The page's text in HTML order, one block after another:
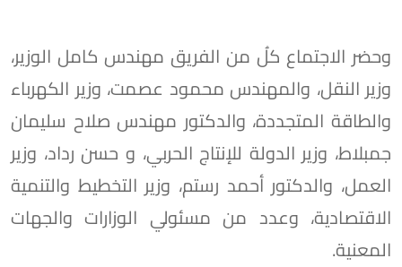
وحضر الاجتماع كلُ من الفريق مهندس كامل الوزير،
وزير النقل، والمهندس محمود عصمت، وزير الكهرباء
والطاقة المتجددة، والدكتور مهندس صلاح سليمان
جمبلاط، وزير الدولة للإنتاج الحربي، و حسن رداد، وزير
العمل، والدكتور أحمد رستم، وزير التخطيط والتنمية
الاقتصادية، وعدد من مسئولي الوزارات والجهات
المعنية.